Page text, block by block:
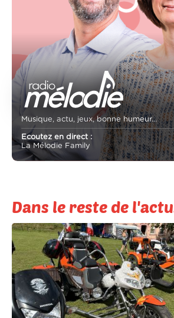
Musique, actu, jeux, bonne humeur...
Ecoutez en direct :
La Mélodie Family
Dans le reste de